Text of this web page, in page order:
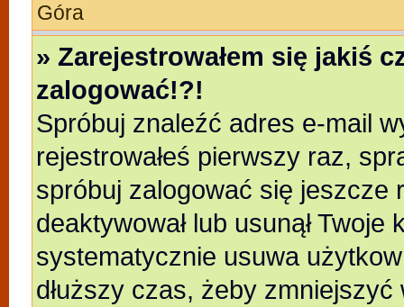
Góra
» Zarejestrowałem się jakiś
zalogować!?!
Spróbuj znaleźć adres e-mail
rejestrowałeś pierwszy raz,
spróbuj zalogować się jeszcze
deaktywował lub usunął
systematycznie usuwa
dłuższy czas, żeby